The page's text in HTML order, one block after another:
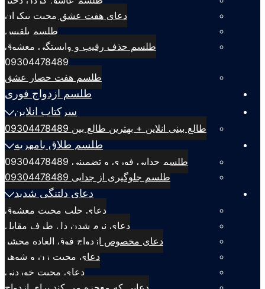
دعای هفت عشق محبت بیکران
طلسم بلقيس
طلسم حذف رقیب و وابستگی معشوق
09304478489
طلسم هفت حصار عشق
طلسم ازدواج فوری
سرکتاب انلاین
طالع بینی انلاین + بهترین طالع بین 09304478489
طلسم طلاق بامهریه
طلسم جدایی فوری و تضمینی 09304478489
طلسم جلوگیری از جدایی 09304478489
دعای دلتنگی شدید
دعای جلب محبت معشوق
دعای نرم شدن دل طرف مقابل
دعای مخصوص ازدواج فوق العاده محشر
دعای محبت زن و شوهر
دعای محبت خوردنی